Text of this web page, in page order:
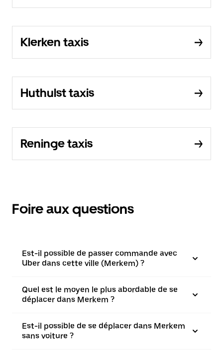
Klerken taxis
Huthulst taxis
Reninge taxis
Foire aux questions
Est-il possible de passer commande avec
Uber dans cette ville (Merkem) ?
Quel est le moyen le plus abordable de se
déplacer dans Merkem ?
Est-il possible de se déplacer dans Merkem
sans voiture ?